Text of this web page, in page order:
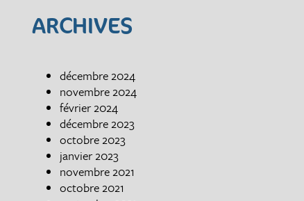
ARCHIVES
décembre 2024
novembre 2024
février 2024
décembre 2023
octobre 2023
janvier 2023
novembre 2021
octobre 2021